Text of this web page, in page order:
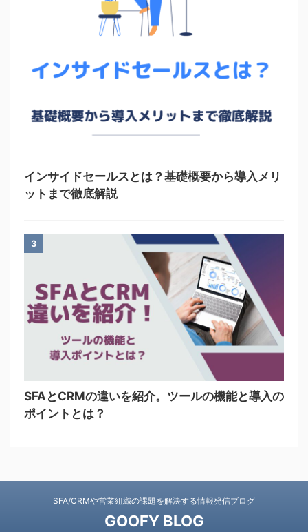
インサイドセールスとは？基礎概要から導入メリ
ットまで徹底解説
3
SFAとCRMの違いを紹介。ツールの機能と導入の
ポイントとは？
SFA/CRMや営業組織の課題を解決する情報発信ブログ
GOOFY BLOG